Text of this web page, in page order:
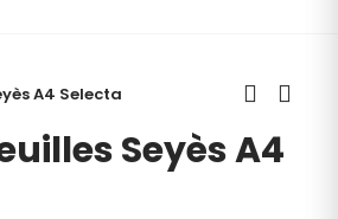
A4 Selecta
Seyès A4